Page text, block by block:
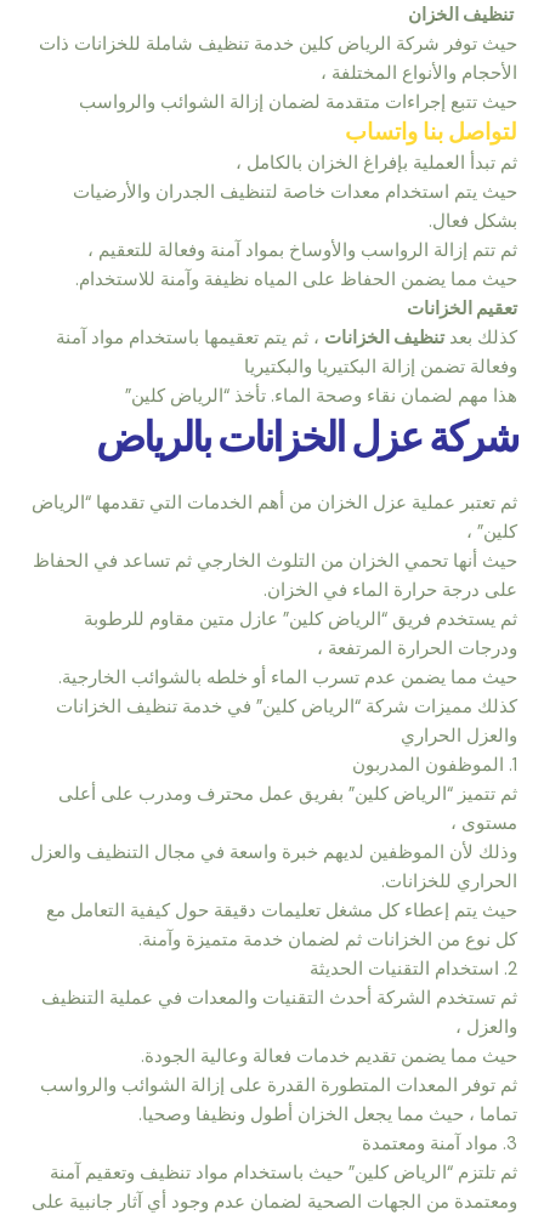
تنظيف الخزان
حيث توفر شركة الرياض كلين خدمة تنظيف شاملة للخزانات ذات
الأحجام والأنواع المختلفة ،
حيث تتبع إجراءات متقدمة لضمان إزالة الشوائب والرواسب
لتواصل بنا واتساب
ثم تبدأ العملية بإفراغ الخزان بالكامل ،
حيث يتم استخدام معدات خاصة لتنظيف الجدران والأرضيات
بشكل فعال.
ثم تتم إزالة الرواسب والأوساخ بمواد آمنة وفعالة للتعقيم ،
حيث مما يضمن الحفاظ على المياه نظيفة وآمنة للاستخدام.
تعقيم الخزانات
كذلك بعدتنظيف الخزانات ، ثم يتم تعقيمها باستخدام مواد آمنة
وفعالة تضمن إزالة البكتيريا والبكتيريا
هذا مهم لضمان نقاء وصحة الماء. تأخذ “الرياض كلين”
شركة عزل الخزانات بالرياض
ثم تعتبر عملية عزل الخزان من أهم الخدمات التي تقدمها “الرياض
كلين” ،
حيث أنها تحمي الخزان من التلوث الخارجي ثم تساعد في الحفاظ
على درجة حرارة الماء في الخزان.
ثم يستخدم فريق “الرياض كلين” عازل متين مقاوم للرطوبة
ودرجات الحرارة المرتفعة ،
حيث مما يضمن عدم تسرب الماء أو خلطه بالشوائب الخارجية.
كذلك مميزات شركة “الرياض كلين” في خدمة تنظيف الخزانات
والعزل الحراري
1. الموظفون المدربون
ثم تتميز “الرياض كلين” بفريق عمل محترف ومدرب على أعلى
مستوى ،
وذلك لأن الموظفين لديهم خبرة واسعة في مجال التنظيف والعزل
الحراري للخزانات.
حيث يتم إعطاء كل مشغل تعليمات دقيقة حول كيفية التعامل مع
كل نوع من الخزانات ثم لضمان خدمة متميزة وآمنة.
2. استخدام التقنيات الحديثة
ثم تستخدم الشركة أحدث التقنيات والمعدات في عملية التنظيف
والعزل ،
حيث مما يضمن تقديم خدمات فعالة وعالية الجودة.
ثم توفر المعدات المتطورة القدرة على إزالة الشوائب والرواسب
تماما ، حيث مما يجعل الخزان أطول ونظيفا وصحيا.
3. مواد آمنة ومعتمدة
ثم تلتزم “الرياض كلين” حيث باستخدام مواد تنظيف وتعقيم آمنة
ومعتمدة من الجهات الصحية لضمان عدم وجود أي آثار جانبية على